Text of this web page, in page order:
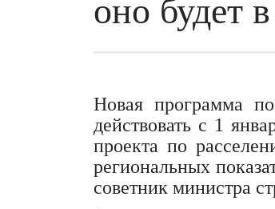
оно будет
Новая программа
действовать с 1
проекта по
региональных
советник министра